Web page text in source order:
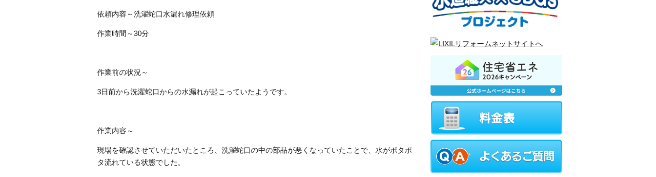
依頼内容～洗濯蛇口水漏れ修理依頼
作業時間～30分
作業前の状況～
3日前から洗濯蛇口からの水漏れが起こっていたようです。
作業内容～
現場を確認させていただいたところ、洗濯蛇口の中の部品が悪くなっていたことで、水がポタポ
タ流れている状態でした。